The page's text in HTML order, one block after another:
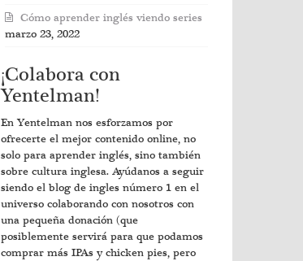
Cómo aprender inglés viendo series
marzo 23, 2022
¡Colabora con
Yentelman!
En Yentelman nos esforzamos por
ofrecerte el mejor contenido online, no
solo para aprender inglés, sino también
sobre cultura inglesa. Ayúdanos a seguir
siendo el blog de ingles número 1 en el
universo colaborando con nosotros con
una pequeña donación (que
posiblemente servirá para que podamos
comprar más IPAs y chicken pies, pero